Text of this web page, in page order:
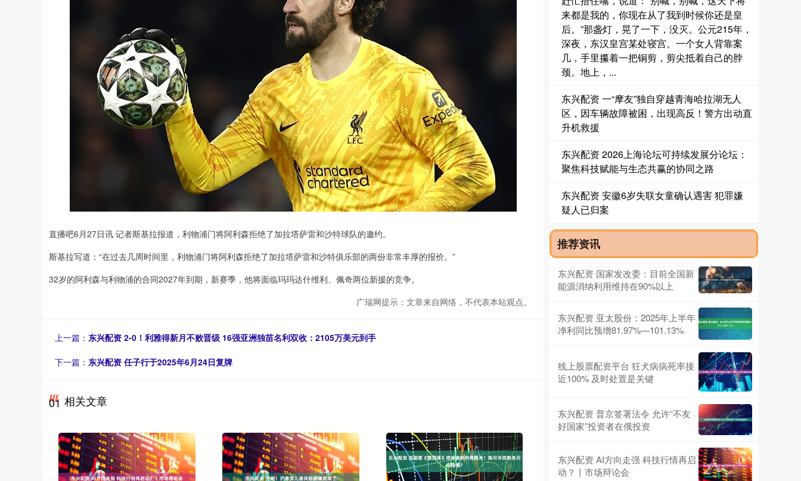
直播吧6月27日讯 记者斯基拉报道，利物浦门将阿利森拒绝了加拉塔萨雷和沙特球队的邀约。
斯基拉写道：“在过去几周时间里，利物浦门将阿利森拒绝了加拉塔萨雷和沙特俱乐部的两份非常丰厚的报价。”
32岁的阿利森与利物浦的合同2027年到期，新赛季，他将面临玛玛达什维利、佩奇两位新援的竞争。
广瑞网提示：文章来自网络，不代表本站观点。
上一篇： 东兴配资 2-0！利雅得新月不败晋级 16强亚洲独苗名利双收：2105万美元到手
下一篇： 东兴配资 任子行于2025年6月24日复牌
01 相关文章
来都是我的，你现在从了我到时候你还是皇
后。”那盏灯，晃了一下，没灭。公元215年，
深夜，东汉皇宫某处寝宫。一个女人背靠案
几，手里攥着一把铜剪，剪尖抵着自己的脖
颈。地上，...
东兴配资 一“摩友”独自穿越青海哈拉湖无人
区，因车辆故障被困，出现高反！警方出动直
升机救援
东兴配资 2026上海论坛可持续发展分论坛：
聚焦科技赋能与生态共赢的协同之路
东兴配资 安徽6岁失联女童确认遇害 犯罪嫌
疑人已归案
推荐资讯
东兴配资 国家发改委：目前全国新
能源消纳利用维持在90%以上
东兴配资 亚太股份：2025年上半年
净利同比预增81.97%—101.13%
线上股票配资平台 狂犬病病死率接
近100% 及时处置是关键
东兴配资 普京签署法令 允许“不友
好国家”投资者在俄投资
东兴配资 AI方向走强 科技行情再启
动？丨市场辩论会